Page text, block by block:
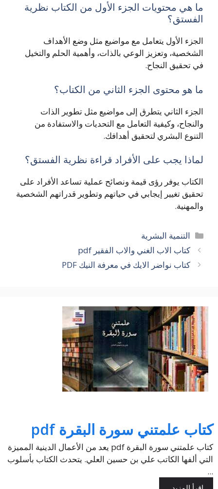
ما هي محتويات الجزء الأول من الكتاب نظرية
الفستق؟
الجزء الأول يتعامل مع مواضيع مثل وضع الأهداف
الشخصية، وتعزيز الوعي بالذات، وأهمية الحلم والتخيل
في تحقيق النجاح.
ما هو محتوى الجزء الثاني من الكتاب؟
الجزء الثاني يتطرق إلى مواضيع مثل تطوير الذات
والنجاح، وكيفية التعامل مع التحديات والاستفادة من
التنوع البشري لتحقيق أهدافك.
لماذا يجب على الأفراد قراءة نظرية الفستق؟
الكتاب يوفر رؤى قيمة ونصائح عملية تساعد الأفراد على
تحقيق تغيير إيجابي في حياتهم وتطوير قدراتهم الشخصية
والمهنية.
التصنيفات
التنمية البشرية
كتاب الاب الغني والاب الفقير pdf
كتاب نواضر الايك في معرفة النيك PDF
كتاب علمتني سورة البقرة pdf
كتاب علمتني سورة البقرة pdf يعد من الأعمال الدينية المميزة
التي ألفها الكاتب علي بن حسين العلي. يتحدث الكتاب بأسلوب
...